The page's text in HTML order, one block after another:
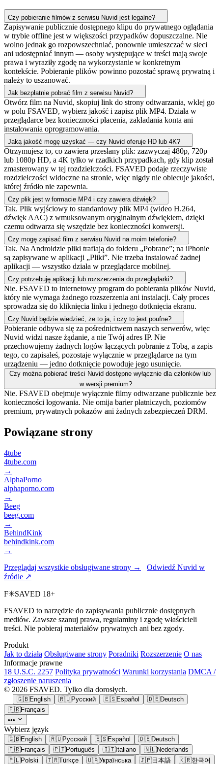
Czy pobieranie filmów z serwisu Nuvid jest legalne?
Zapisywanie publicznie dostępnego klipu do prywatnego oglądania
w trybie offline jest w większości przypadków dopuszczalne. Nie
wolno jednak go rozpowszechniać, ponownie umieszczać w sieci
ani udostępniać innym — osoby występujące w treści mają swoje
prawa i wyraziły zgodę na wykorzystanie w konkretnym
kontekście. Pobieranie plików powinno pozostać sprawą prywatną i
należy to uszanować.
Jak bezpłatnie pobrać film z serwisu Nuvid?
Otwórz film na Nuvid, skopiuj link do strony odtwarzania, wklej go
w polu FSAVED, wybierz jakość i zapisz plik MP4. Działa w
przeglądarce bez konieczności płacenia, zakładania konta ani
instalowania oprogramowania.
Jaką jakość mogę uzyskać — czy Nuvid oferuje HD lub 4K?
Otrzymujesz to, co zawiera przesłany plik: zazwyczaj 480p, 720p
lub 1080p HD, a 4K tylko w rzadkich przypadkach, gdy klip został
zmasterowany w tej rozdzielczości. FSAVED podaje rzeczywiste
rozdzielczości widoczne na stronie, więc nigdy nie obiecuje jakości,
której źródło nie zapewnia.
Czy plik jest w formacie MP4 i czy zawiera dźwięk?
Tak. Plik wyjściowy to standardowy plik MP4 (wideo H.264,
dźwięk AAC) z wmuksowanym oryginalnym dźwiękiem, dzięki
czemu odtwarza się wszędzie bez konieczności konwersji.
Czy mogę zapisać film z serwisu Nuvid na moim telefonie?
Tak. Na Androidzie pliki trafiają do folderu „Pobrane”; na iPhonie
są zapisywane w aplikacji „Pliki”. Nie trzeba instalować żadnej
aplikacji — wszystko działa w przeglądarce mobilnej.
Czy potrzebuję aplikacji lub rozszerzenia do przeglądarki?
Nie. FSAVED to internetowy program do pobierania plików Nuvid,
który nie wymaga żadnego rozszerzenia ani instalacji. Cały proces
sprowadza się do kliknięcia linku i jednego dotknięcia ekranu.
Czy Nuvid będzie wiedzieć, że to ja, i czy to jest poufne?
Pobieranie odbywa się za pośrednictwem naszych serwerów, więc
Nuvid widzi nasze żądanie, a nie Twój adres IP. Nie
przechowujemy żadnych logów łączących pobranie z Tobą, a zapis
tego, co zapisałeś, pozostaje wyłącznie w przeglądarce na tym
urządzeniu — jedno dotknięcie powoduje jego usunięcie.
Czy można pobierać treści Nuvid dostępne wyłącznie dla członków lub
w wersji premium?
Nie. FSAVED obejmuje wyłącznie filmy odtwarzane publicznie bez
konieczności logowania. Nie omija barier płatniczych, poziomów
premium, prywatnych pokazów ani żadnych zabezpieczeń DRM.
Powiązane strony
4tube
4tube.com
→
AlphaPorno
alphaporno.com
→
Beeg
beeg.com
→
BehindKink
behindkink.com
→
Przeglądaj wszystkie obsługiwane strony →
Odwiedź Nuvid w
źródle ↗
F✳SAVED 18+
FSAVED to narzędzie do zapisywania publicznie dostępnych
mediów. Zawsze szanuj prawa, regulaminy i zgodę właścicieli
treści. Nie pobieraj materiałów prywatnych ani bez zgody.
Produkt
Jak to działa Obsługiwane strony Poradniki Rozszerzenie O nas
Informacje prawne
18 U.S.C. 2257 Polityka prywatności Warunki korzystania DMCA /
zgłoszenie naruszenia
© 2026 FSAVED. Tylko dla dorosłych.
🇬🇧English 🇷🇺Русский 🇪🇸Español 🇩🇪Deutsch
🇫🇷Français
•••
Wybierz język
🇬🇧English 🇷🇺Русский 🇪🇸Español 🇩🇪Deutsch
🇫🇷Français 🇵🇹Português 🇮🇹Italiano 🇳🇱Nederlands
🇵🇱Polski 🇹🇷Türkçe 🇺🇦Українська 🇯🇵日本語 🇰🇷한국어